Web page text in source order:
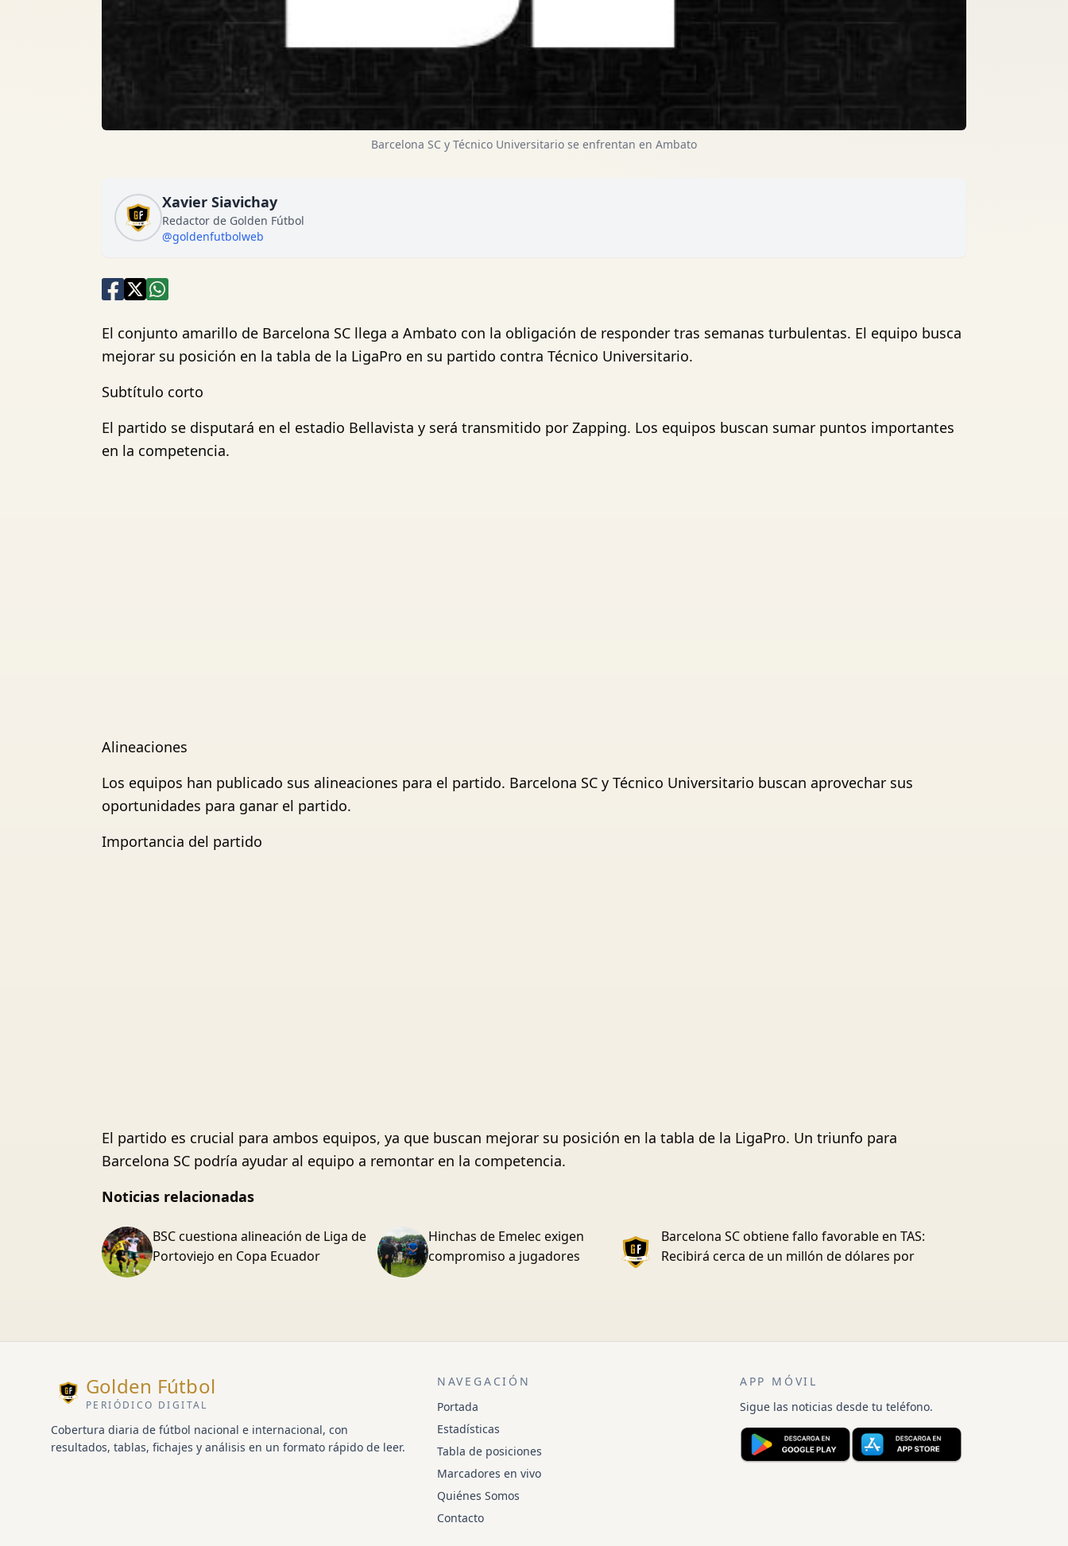
Barcelona SC y Técnico Universitario se enfrentan en Ambato
Xavier Siavichay
Redactor de Golden Fútbol
@goldenfutbolweb
El conjunto amarillo de Barcelona SC llega a Ambato con la obligación de responder tras semanas turbulentas. El equipo busca
mejorar su posición en la tabla de la LigaPro en su partido contra Técnico Universitario.
Subtítulo corto
El partido se disputará en el estadio Bellavista y será transmitido por Zapping. Los equipos buscan sumar puntos importantes
en la competencia.
Alineaciones
Los equipos han publicado sus alineaciones para el partido. Barcelona SC y Técnico Universitario buscan aprovechar sus
oportunidades para ganar el partido.
Importancia del partido
El partido es crucial para ambos equipos, ya que buscan mejorar su posición en la tabla de la LigaPro. Un triunfo para
Barcelona SC podría ayudar al equipo a remontar en la competencia.
Noticias relacionadas
BSC cuestiona alineación de Liga de
Portoviejo en Copa Ecuador
Hinchas de Emelec exigen
compromiso a jugadores
Barcelona SC obtiene fallo favorable en TAS:
Recibirá cerca de un millón de dólares por
Golden Fútbol
PERIÓDICO DIGITAL
Cobertura diaria de fútbol nacional e internacional, con
resultados, tablas, fichajes y análisis en un formato rápido de leer.
NAVEGACIÓN
Portada
Estadísticas
Tabla de posiciones
Marcadores en vivo
Quiénes Somos
Contacto
APP MÓVIL
Sigue las noticias desde tu teléfono.